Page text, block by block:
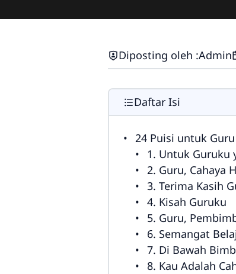
Diposting oleh :Admin
Daftar Isi
24 Puisi untuk
1. Untuk Guruku
2. Guru, Cahaya
3. Terima Kasih
4. Kisah Guruku
5. Guru,
6. Semangat
7. Di Bawah
8. Kau Adalah